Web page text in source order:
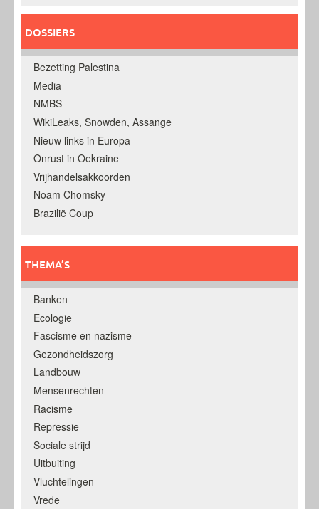
DOSSIERS
Bezetting Palestina
Media
NMBS
WikiLeaks, Snowden, Assange
Nieuw links in Europa
Onrust in Oekraine
Vrijhandelsakkoorden
Noam Chomsky
Brazilië Coup
THEMA’S
Banken
Ecologie
Fascisme en nazisme
Gezondheidszorg
Landbouw
Mensenrechten
Racisme
Repressie
Sociale strijd
Uitbuiting
Vluchtelingen
Vrede